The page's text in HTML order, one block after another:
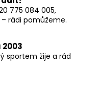
775 084 005,
rádi pomůžeme.
sportem žije a rád